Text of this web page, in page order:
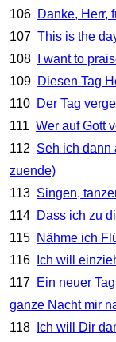
106 Danke, Herr,
107 This is the
108
I want to
109 Diesen Tag
110 Der Tag
111 Wer auf Gott
112 Seh ich dann
zuende)
113 Singen,
114 Dass ich zu
115 Nähme ich
116
Ich will
117 Ein neuer
ganze Nacht mir
118
Ich will Dir